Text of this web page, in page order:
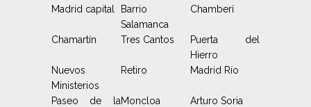
Madrid capital
Barrio
Salamanca
Chamberí
Chamartín Tres Cantos
Puerta del
Hierro
Nuevos
Ministerios
Retiro Madrid Río
Paseo de laMoncloa Arturo Soria